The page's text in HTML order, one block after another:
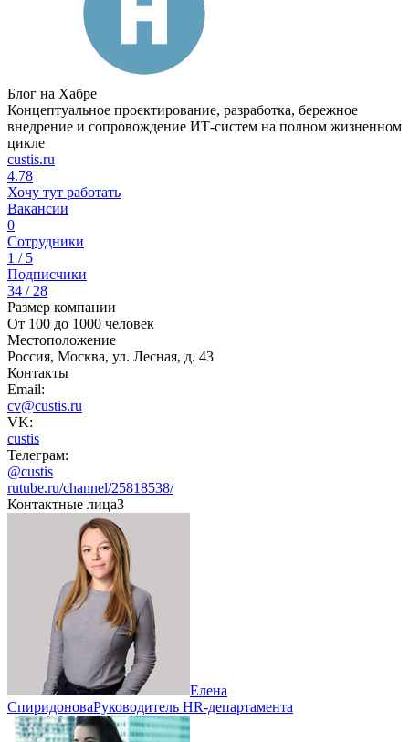
Блог на Хабре
Концептуальное проектирование, разработка, бережное
внедрение и сопровождение ИТ-систем на полном жизненном
цикле
custis.ru
4.78
Хочу тут работать
Вакансии
0
Сотрудники
1 / 5
Подписчики
34 / 28
Размер компании
От 100 до 1000 человек
Местоположение
Россия, Москва, ул. Лесная, д. 43
Контакты
Email:
cv@custis.ru
VK:
custis
Телеграм:
@custis
rutube.ru/channel/25818538/
Контактные лица3
Елена
СпиридоноваРуководитель HR-департамента